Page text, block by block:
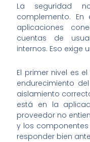
La seguridad
complemento. En
aplicaciones
cuentas de
internos. Eso exige
El primer nivel es
endurecimiento
aislamiento
está en la
proveedor no
y los
responder bien